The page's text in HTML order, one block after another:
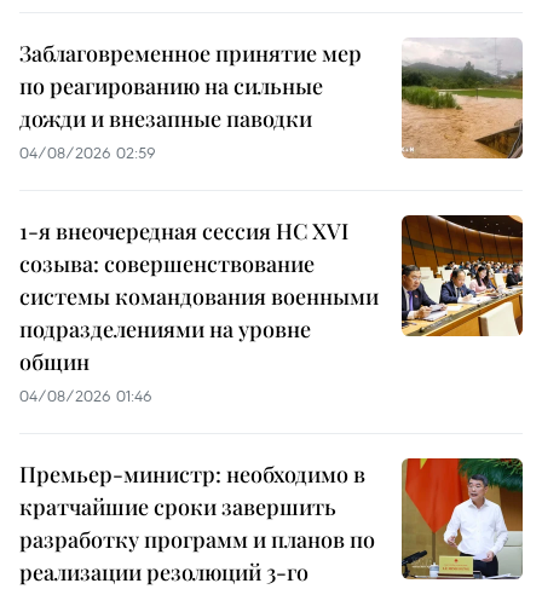
Заблаговременное принятие мер
по реагированию на сильные
дожди и внезапные паводки
04/08/2026 02:59
1-я внеочередная сессия НС XVI
созыва: совершенствование
системы командования военными
подразделениями на уровне
общин
04/08/2026 01:46
Премьер-министр: необходимо в
кратчайшие сроки завершить
разработку программ и планов по
реализации резолюций 3-го